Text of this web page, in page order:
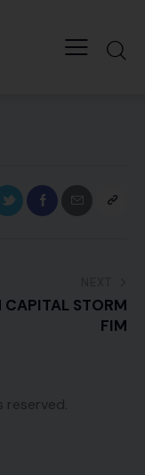
CAPITAL STORM
FIM
reserved.